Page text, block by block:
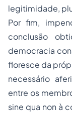
legitimidade,
Por fim,
conclusão
democracia
floresce da
necessário
entre os
sine qua non à